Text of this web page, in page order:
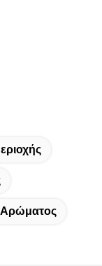
Αρώματος